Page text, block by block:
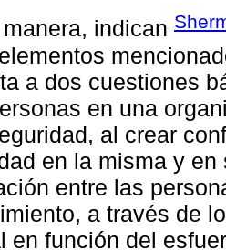
indican
a dos cuestiones
en una
al crear
en la misma y
entre las
a través de
en función del